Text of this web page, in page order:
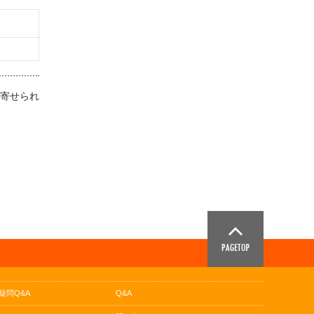
せられ
問Q&A Q&A